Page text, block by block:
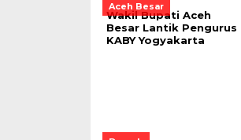
Aceh Besar
Wakil Bupati Aceh
Besar Lantik Pengurus
KABY Yogyakarta